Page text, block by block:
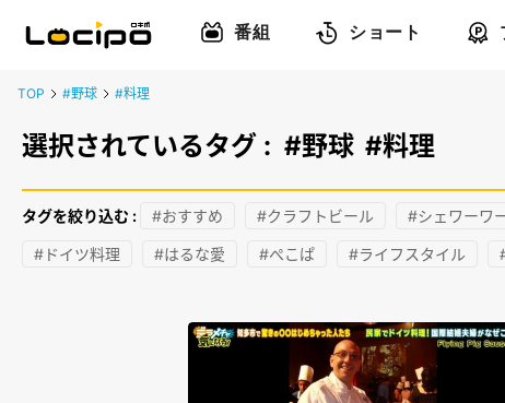
番組 ショート
TOP #野球 #料理
選択されているタグ : #野球 #料理
タグを絞り込む : #おすすめ #クラフトビール #シェワーワ
#ドイツ料理 #はるな愛 #ぺこぱ #ライフスタイル